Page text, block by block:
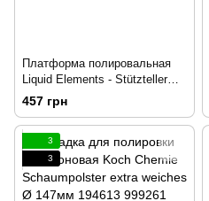
Платформа полировальная
Liquid Elements - Stützteller
40мм
457 грн
3
3